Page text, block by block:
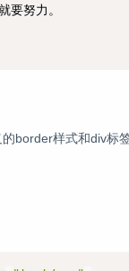
要努力。
的border样式和div